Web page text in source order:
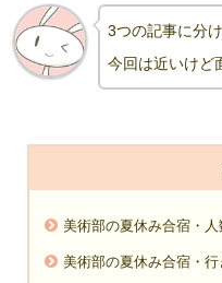
3つの記事に分
今回は近いけど
美術部の夏休み合宿・
美術部の夏休み合宿・